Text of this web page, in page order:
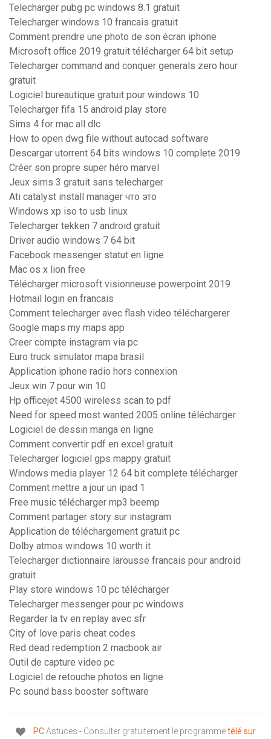
Telecharger pubg pc windows 8.1 gratuit
Telecharger windows 10 francais gratuit
Comment prendre une photo de son écran iphone
Microsoft office 2019 gratuit télécharger 64 bit setup
Telecharger command and conquer generals zero hour
gratuit
Logiciel bureautique gratuit pour windows 10
Telecharger fifa 15 android play store
Sims 4 for mac all dlc
How to open dwg file without autocad software
Descargar utorrent 64 bits windows 10 complete 2019
Créer son propre super héro marvel
Jeux sims 3 gratuit sans telecharger
Ati catalyst install manager что это
Windows xp iso to usb linux
Telecharger tekken 7 android gratuit
Driver audio windows 7 64 bit
Facebook messenger statut en ligne
Mac os x lion free
Télécharger microsoft visionneuse powerpoint 2019
Hotmail login en francais
Comment telecharger avec flash video téléchargerer
Google maps my maps app
Creer compte instagram via pc
Euro truck simulator mapa brasil
Application iphone radio hors connexion
Jeux win 7 pour win 10
Hp officejet 4500 wireless scan to pdf
Need for speed most wanted 2005 online télécharger
Logiciel de dessin manga en ligne
Comment convertir pdf en excel gratuit
Telecharger logiciel gps mappy gratuit
Windows media player 12 64 bit complete télécharger
Comment mettre a jour un ipad 1
Free music télécharger mp3 beemp
Comment partager story sur instagram
Application de téléchargement gratuit pc
Dolby atmos windows 10 worth it
Telecharger dictionnaire larousse francais pour android
gratuit
Play store windows 10 pc télécharger
Telecharger messenger pour pc windows
Regarder la tv en replay avec sfr
City of love paris cheat codes
Red dead redemption 2 macbook air
Outil de capture video pc
Logiciel de retouche photos en ligne
Pc sound bass booster software
PCAstuces - Consulter gratuitement le programmetélé sur